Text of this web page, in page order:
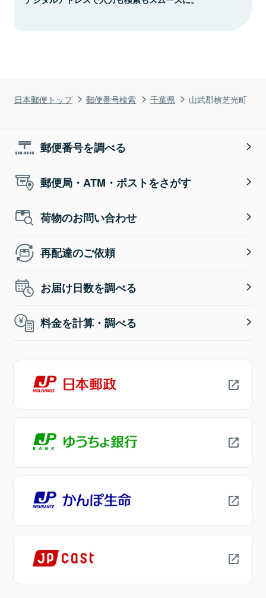
日本郵便トップ 郵便番号検索 千葉県 山武郡横芝光町
郵便番号を調べる
郵便局・ATM・ポストをさがす
荷物のお問い合わせ
再配達のご依頼
お届け日数を調べる
料金を計算・調べる